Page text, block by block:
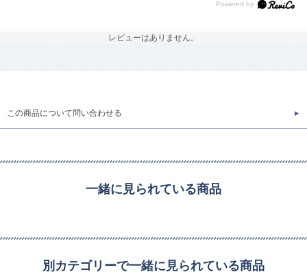
レビューはありません。
この商品について問い合わせる
一緒に見られている商品
別カテゴリーで一緒に見られている商品